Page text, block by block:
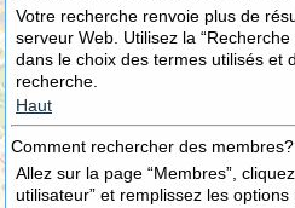
Votre recherche renvoie plus de
serveur Web. Utilisez la
dans le choix des termes utilisés et
recherche.
Haut
Comment rechercher des membres?
Allez sur la page “Membres”,
utilisateur” et remplissez les options